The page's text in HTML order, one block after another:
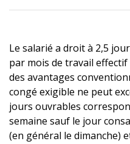
Le salarié a droit à 2,5
par mois de travail
des avantages
congé exigible ne peut
jours ouvrables
semaine sauf le jour
(en général le dimanche)